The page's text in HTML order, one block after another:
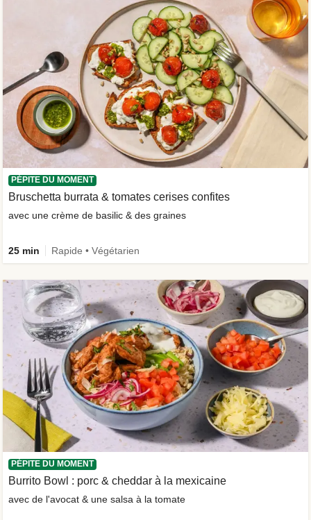
PÉPITE DU MOMENT
Bruschetta burrata & tomates cerises confites
avec une crème de basilic & des graines
25 min Rapide • Végétarien
PÉPITE DU MOMENT
Burrito Bowl : porc & cheddar à la mexicaine
avec de l'avocat & une salsa à la tomate